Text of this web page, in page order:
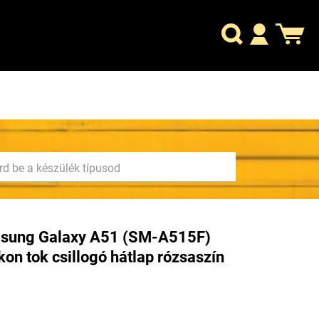
Galaxy A51 (SM-A515F)
tok csillogó hátlap rózsaszín